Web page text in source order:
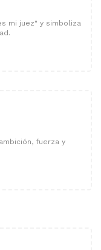
mi juez" y simboliza
fuerza y